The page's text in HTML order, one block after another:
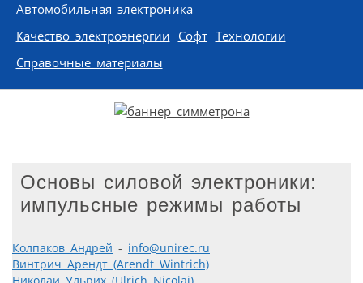
Автомобильная электроника
Качество электроэнергии Софт Технологии
Справочные материалы
Основы силовой электроники:
импульсные режимы работы
Колпаков Андрей - info@unirec.ru
Винтрич Арендт (Arendt Wintrich)